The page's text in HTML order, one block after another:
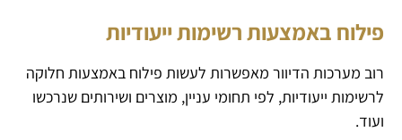
פילוח באמצעות רשימות ייעודיות
רוב מערכות הדיוור מאפשרות לעשות פילוח באמצעות חלוקה
לרשימות ייעודיות, לפי תחומי עניין, מוצרים ושירותים שנרכשו
ועוד.